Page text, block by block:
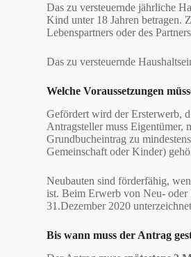
Das zu versteuernde jährliche
Kind unter 18 Jahren betragen.
Lebenspartners oder des
Das zu versteuernde
Welche Voraussetzungen
Gefördert wird der Ersterwerb,
Antragsteller muss Eigentümer,
Grundbucheintrag zu
Gemeinschaft oder Kinder)
Neubauten sind förderfähig,
ist. Beim Erwerb von Neu- oder
31.Dezember 2020
Bis wann muss der Antrag